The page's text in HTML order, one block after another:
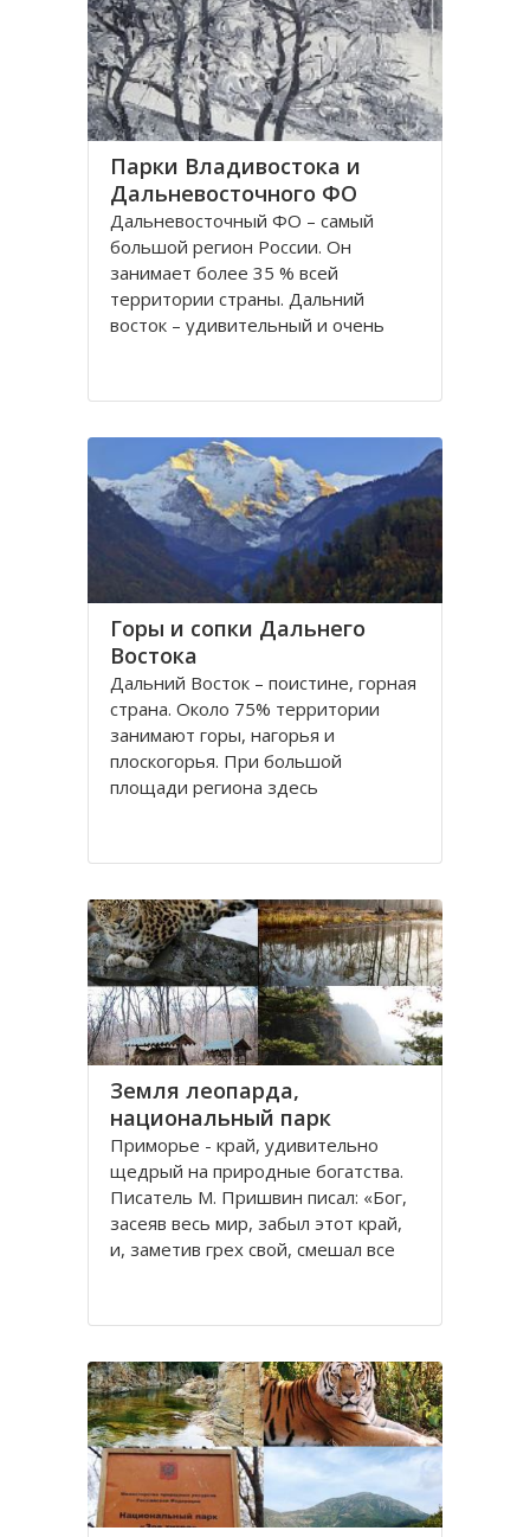
частности, Приморский край
Парки Владивостока и
Дальневосточного ФО
Дальневосточный ФО – самый
большой регион России. Он
занимает более 35 % всей
территории страны. Дальний
восток – удивительный и очень
богатые рыбой, алмазные
другое делает этот регион
притягательным для
Горы и сопки Дальнего
Востока
Дальний Восток – поистине, горная
страна. Около 75% территории
занимают горы, нагорья и
плоскогорья. При большой
площади региона здесь
хребты достигают высоты 2000 м.
широко известные горные системы
Хингано
Земля леопарда,
национальный парк
Приморье - край, удивительно
щедрый на природные богатства.
Писатель М. Пришвин писал: «Бог,
засеяв весь мир, забыл этот край,
и, заметив грех свой, смешал все
здесь соседствует тайга и
здесь обитают